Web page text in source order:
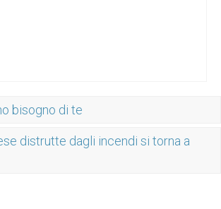
bisogno di te
distrutte dagli incendi si torna a